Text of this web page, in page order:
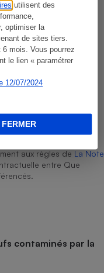
utilisent des
optimiser la
de sites tiers.
mois. Vous pourrez
le lien « paramétrer
12/07/2024
du marché,
autorisations données
aux règles de La Note
entre Que
contaminés par la